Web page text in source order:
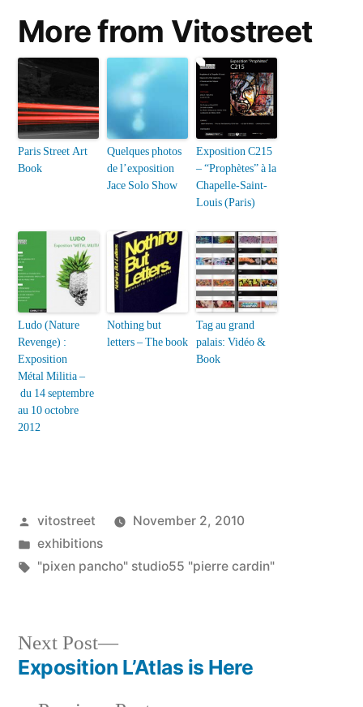
More from Vitostreet
Paris Street Art
Book
Quelques photos
de l’exposition
Jace Solo Show
Exposition C215
– “Prophètes” à la
Chapelle-Saint-
Louis (Paris)
Ludo (Nature
Revenge) :
Exposition
Métal Militia –
du 14 septembre
au 10 octobre
2012
Nothing but
letters – The book
Tag au grand
palais: Vidéo &
Book
Posted
by
vitostreet
November 2, 2010
Posted
in
exhibitions
Tags:
"pixen pancho" studio55 "pierre cardin"
Post
Next Post
Next
post:
Exposition L’Atlas is Here